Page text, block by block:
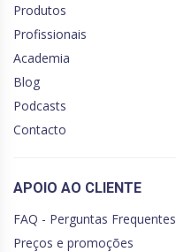
Produtos
Profissionais
Academia
Blog
Podcasts
Contacto
APOIO AO CLIENTE
FAQ - Perguntas Frequentes
Preços e promoções